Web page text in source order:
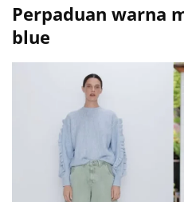
Perpaduan warna
blue